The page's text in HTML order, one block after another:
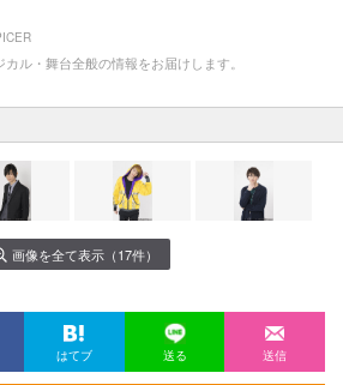
ル・舞台全般の情報をお届けします。
画像を全て表示（17件）
はてブ 送る 送信